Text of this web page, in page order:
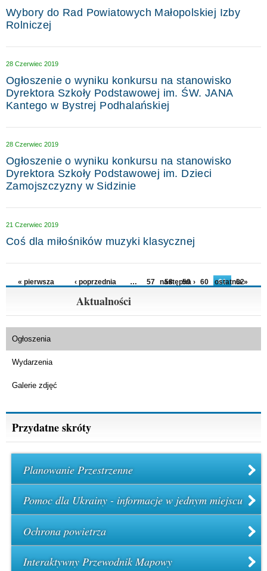
Wybory do Rad Powiatowych Małopolskiej Izby
Rolniczej
28 Czerwiec 2019
Ogłoszenie o wyniku konkursu na stanowisko
Dyrektora Szkoły Podstawowej im. ŚW. JANA
Kantego w Bystrej Podhalańskiej
28 Czerwiec 2019
Ogłoszenie o wyniku konkursu na stanowisko
Dyrektora Szkoły Podstawowej im. Dzieci
Zamojszczyzny w Sidzinie
21 Czerwiec 2019
Coś dla miłośników muzyki klasycznej
Strony
« pierwsza ‹ poprzednia … 57 58 59 60 61
62
następna › ostatnia »
Aktualności
Ogłoszenia
Wydarzenia
Galerie zdjęć
Przydatne skróty
Planowanie Przestrzenne
Pomoc dla Ukrainy - informacje w jednym miejscu
Ochrona powietrza
Interaktywny Przewodnik Mapowy